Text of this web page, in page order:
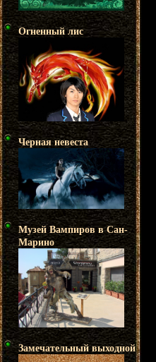
Огненный лис
Черная невеста
Музей Вампиров в Сан-
Марино
Замечательный выходной